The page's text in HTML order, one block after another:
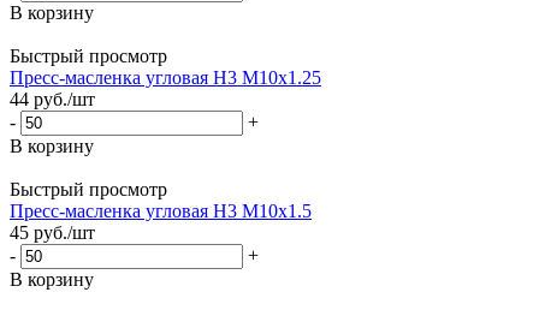
В корзину
Быстрый просмотр
Пресс-масленка угловая H3 M10x1.25
44 руб./шт
-
+
В корзину
Быстрый просмотр
Пресс-масленка угловая H3 M10x1.5
45 руб./шт
-
+
В корзину